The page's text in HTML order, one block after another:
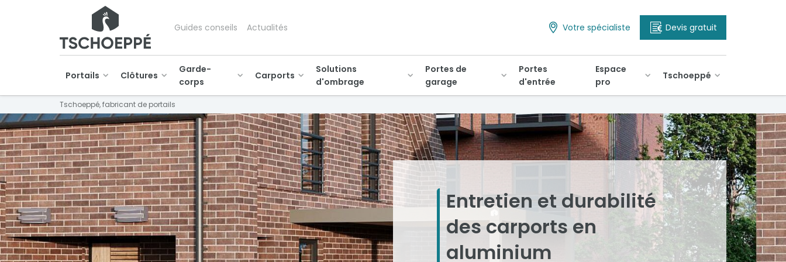
Guides conseils Actualités Votre spécialiste Devis gratuit
Portails Clôtures
Garde-
corps
Carports
Solutions
d'ombrage
Portes de
garage
Portes
d'entrée
Espace
pro
Tschoeppé
Tschoeppé, fabricant de portails
Entretien et durabilité
des carports en
aluminium